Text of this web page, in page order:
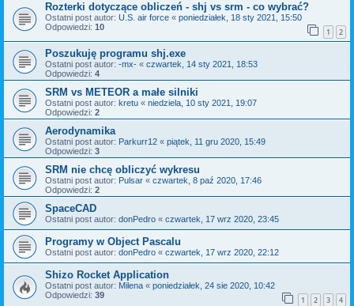
Rozterki dotyczące obliczeń - shj vs srm - co wybrać?
Ostatni post autor: U.S. air force « poniedziałek, 18 sty 2021, 15:50
Odpowiedzi: 10 1 2
Poszukuję programu shj.exe
Ostatni post autor: -mx- « czwartek, 14 sty 2021, 18:53
Odpowiedzi: 4
SRM vs METEOR a małe silniki
Ostatni post autor: kretu « niedziela, 10 sty 2021, 19:07
Odpowiedzi: 2
Aerodynamika
Ostatni post autor: Parkurr12 « piątek, 11 gru 2020, 15:49
Odpowiedzi: 3
SRM nie chcę obliczyć wykresu
Ostatni post autor: Pulsar « czwartek, 8 paź 2020, 17:46
Odpowiedzi: 2
SpaceCAD
Ostatni post autor: donPedro « czwartek, 17 wrz 2020, 23:45
Programy w Object Pascalu
Ostatni post autor: donPedro « czwartek, 17 wrz 2020, 22:12
Shizo Rocket Application
Ostatni post autor: Milena « poniedziałek, 24 sie 2020, 10:42
Odpowiedzi: 39 1 2 3 4